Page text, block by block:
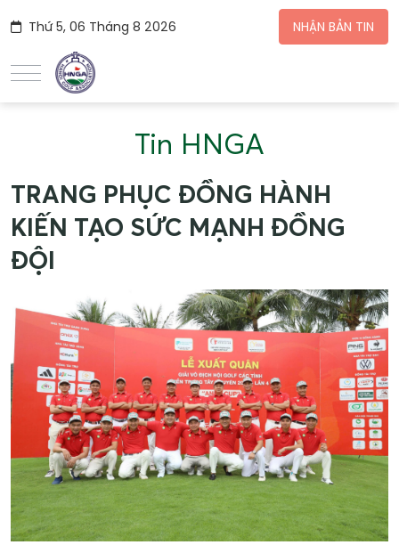
Thứ 5, 06 Tháng 8 2026 NHẬN BẢN TIN
Tin HNGA
TRANG PHỤC ĐỒNG HÀNH
KIẾN TẠO SỨC MẠNH ĐỒNG
ĐỘI